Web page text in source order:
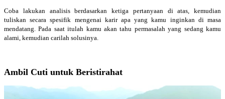
Coba lakukan analisis berdasarkan ketiga pertanyaan di atas, kemudian
tuliskan secara spesifik mengenai karir apa yang kamu inginkan di masa
mendatang. Pada saat itulah kamu akan tahu permasalah yang sedang kamu
alami, kemudian carilah solusinya.
Ambil Cuti untuk Beristirahat